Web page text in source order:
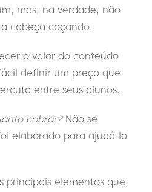
mas, na verdade, não
cabeça coçando.
o valor do conteúdo
definir um preço que
entre seus alunos.
cobrar? Não se
elaborado para ajudá-lo
principais elementos que